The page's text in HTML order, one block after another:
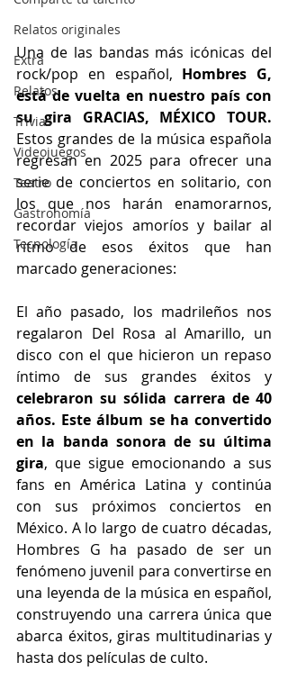
Relatos originales
Extra
Relatos
Trivias
Videojuegos
Teatro
Gastronomía
Tecnología
Una de las bandas más icónicas del
rock/pop en español, Hombres G,
está de vuelta en nuestro país con
Estos grandes de la música española
regresan en 2025 para ofrecer una
serie de conciertos en solitario, con
los que nos harán enamorarnos,
recordar viejos amoríos y bailar al
ritmo de esos éxitos que han
marcado generaciones:
El año pasado, los madrileños nos
regalaron Del Rosa al Amarillo, un
disco con el que hicieron un repaso
celebraron su sólida carrera de 40
años. Este álbum se ha convertido
en la banda sonora de su última
gira, que sigue emocionando a sus
fans en América Latina y continúa
con sus próximos conciertos en
México. A lo largo de cuatro décadas,
Hombres G ha pasado de ser un
fenómeno juvenil para convertirse en
una leyenda de la música en español,
construyendo una carrera única que
abarca éxitos, giras multitudinarias y
hasta dos películas de culto.